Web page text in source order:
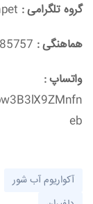
گروه تلگرامی :
هماهنگی :
واتساپ :
eb
آکواریوم آب شور